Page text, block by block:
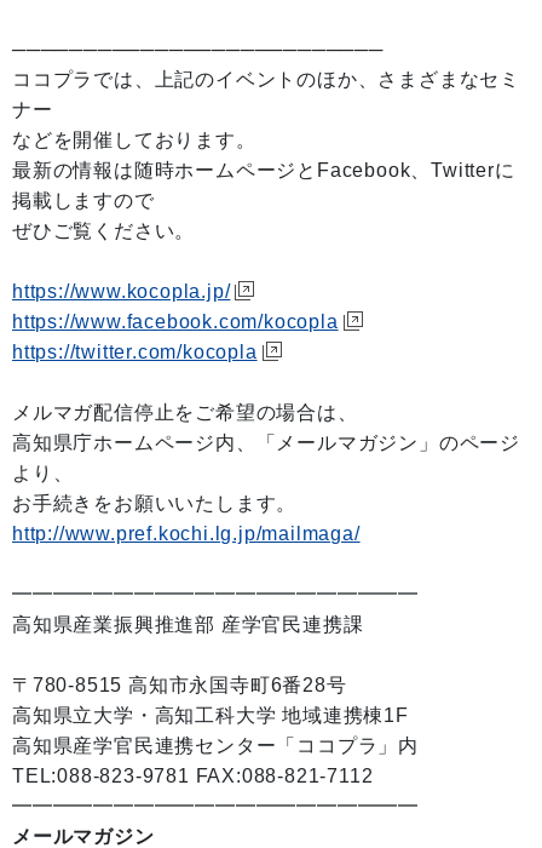
──────────────────────────
ココプラでは、上記のイベントのほか、さまざまなセミ
ナー
などを開催しております。
最新の情報は随時ホームページとFacebook、Twitterに
掲載しますので
ぜひご覧ください。
https://www.kocopla.jp/
https://www.facebook.com/kocopla
https://twitter.com/kocopla
メルマガ配信停止をご希望の場合は、
高知県庁ホームページ内、「メールマガジン」のページ
より、
お手続きをお願いいたします。
http://www.pref.kochi.lg.jp/mailmaga/
━━━━━━━━━━━━━━━━━━━━
高知県産業振興推進部 産学官民連携課
〒780-8515 高知市永国寺町6番28号
高知県立大学・高知工科大学 地域連携棟1F
高知県産学官民連携センター「ココプラ」内
TEL:088-823-9781 FAX:088-821-7112
━━━━━━━━━━━━━━━━━━━━
メールマガジン